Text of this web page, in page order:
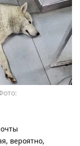
вероятно,